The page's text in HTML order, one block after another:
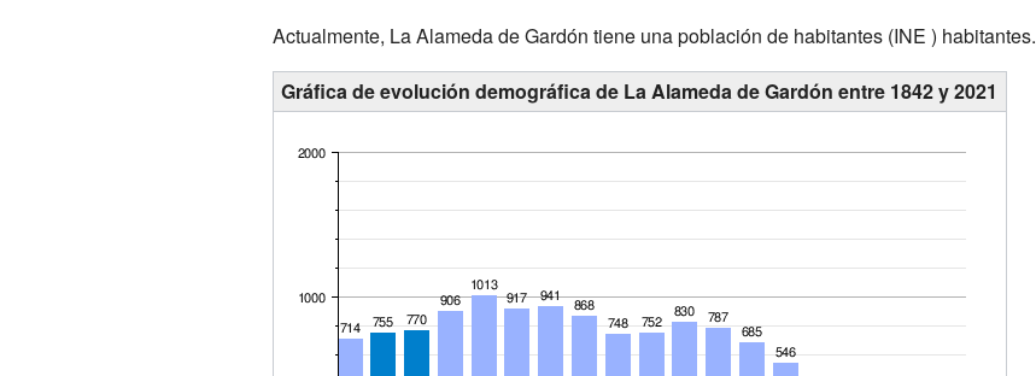
Actualmente, La Alameda de Gardón tiene una población de habitantes(INE ) habitantes.
Gráfica de evolución demográfica de La Alameda de Gardón entre 1842 y 2021